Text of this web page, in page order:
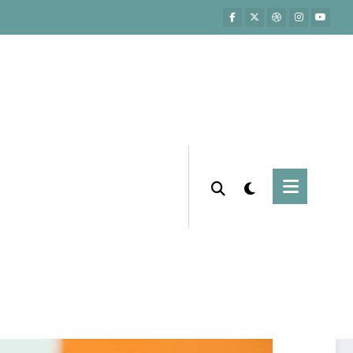
Empreendedorismo
Temu Chega no Brasil e Ameaça
Gigantes